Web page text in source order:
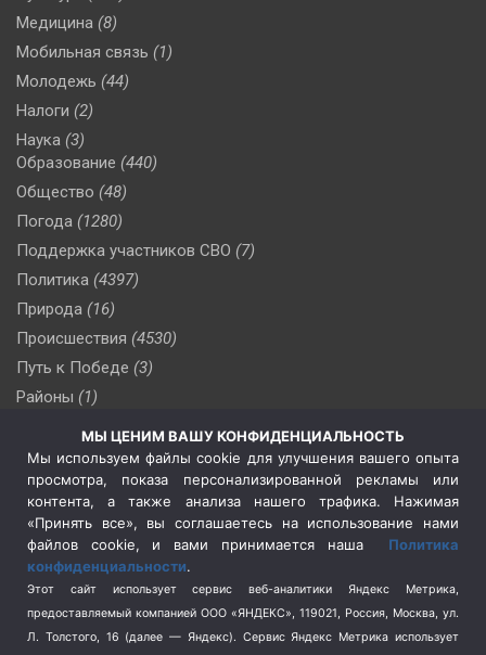
Медицина (8)
Мобильная связь (1)
Молодежь (44)
Налоги (2)
Наука (3)
Образование (440)
Общество (48)
Погода (1280)
Поддержка участников СВО (7)
Политика (4397)
Природа (16)
Происшествия (4530)
Путь к Победе (3)
Районы (1)
(510)
Сельское хозяйство (3)
Социальная политика
(3)
Спецоперация в Украине
Спецоперация на Украине
(404)
Спорт (740)
Терроризм (1)
МЫ ЦЕНИМ ВАШУ КОНФИДЕНЦИАЛЬНОСТЬ
Мы используем файлы cookie для улучшения вашего опыта
просмотра, показа персонализированной рекламы или
контента, а также анализа нашего трафика. Нажимая
«Принять все», вы соглашаетесь на использование нами
файлов cookie, и вами принимается наша Политика
конфиденциальности.
Этот сайт использует сервис веб-аналитики Яндекс Метрика,
предоставляемый компанией ООО «ЯНДЕКС», 119021, Россия, Москва, ул.
Л. Толстого, 16 (далее — Яндекс). Сервис Яндекс Метрика использует